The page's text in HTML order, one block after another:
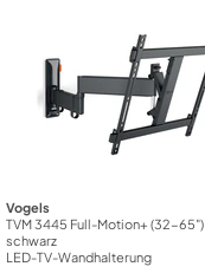
Vogels
TVM 3445 Full-Motion+ (32-65")
schwarz
LED-TV-Wandhalterung